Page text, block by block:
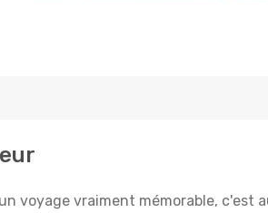
voyage vraiment mémorable,